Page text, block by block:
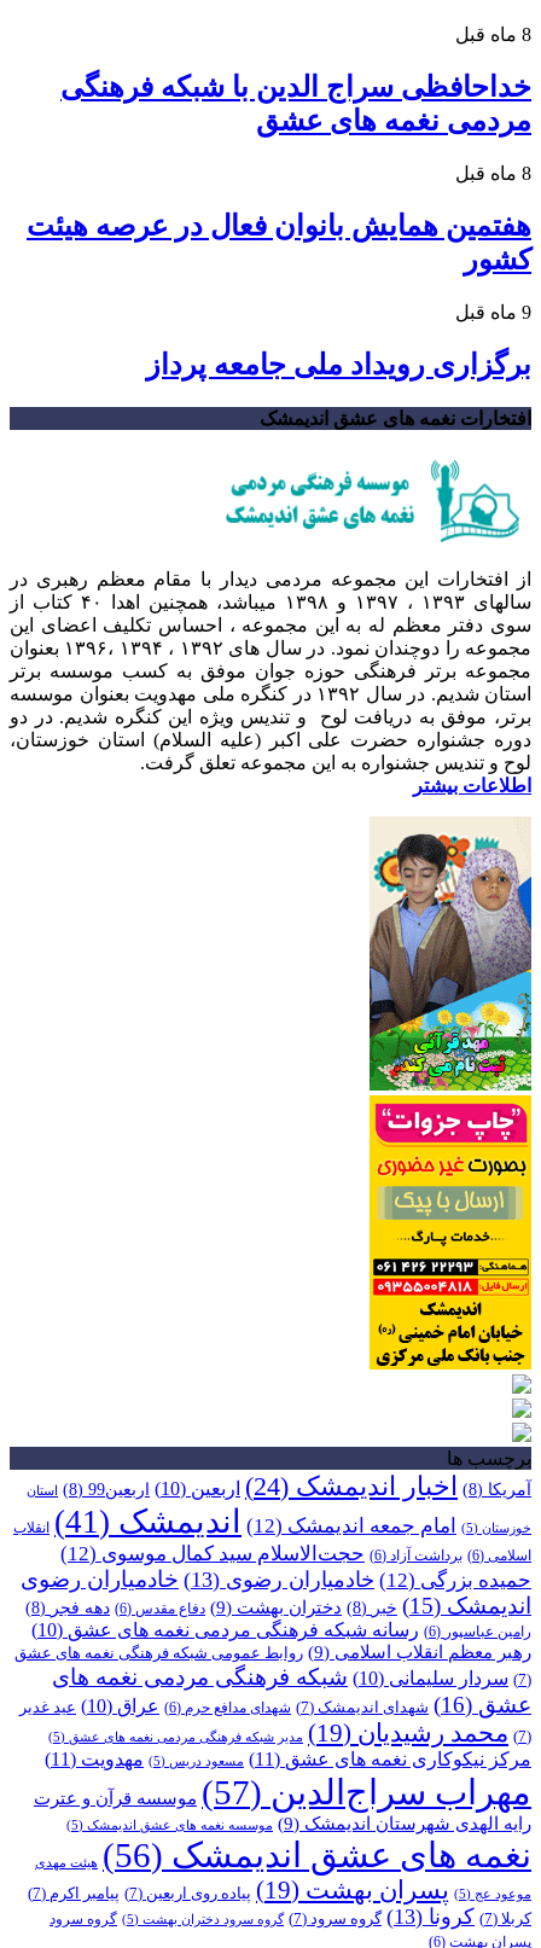
8 ماه قبل
خداحافظی سراج الدین با شبکه فرهنگی
مردمی نغمه های عشق
8 ماه قبل
هفتمین همایش بانوان فعال در عرصه‌ هیئت
کشور
9 ماه قبل
برگزاری رویداد ملی جامعه پرداز
افتخارات نغمه های عشق اندیمشک
از افتخارات این مجموعه مردمی دیدار با مقام معظم رهبری در
سالهای ۱۳۹۳ ، ۱۳۹۷ و ۱۳۹۸ میباشد، همچنین اهدا ۴۰ کتاب از
سوی دفتر معظم له به این مجموعه ، احساس تکلیف اعضای این
مجموعه را دوچندان نمود. در سال های ۱۳۹۲ ، ۱۳۹۴ ،۱۳۹۶ بعنوان
مجموعه برتر فرهنگی حوزه جوان موفق به کسب موسسه برتر
استان شدیم. در سال ۱۳۹۲ در کنگره ملی مهدویت بعنوان موسسه
برتر، موفق به دریافت لوح و تندیس ویژه این کنگره شدیم. در دو
دوره جشنواره حضرت علی اکبر (علیه السلام) استان خوزستان،
لوح و تندیس جشنواره به این مجموعه تعلق گرفت.
اطلاعات بیشتر
برچسب ها
آمریکا (8) اخبار اندیمشک (24) اربعین (10) اربعین99 (8) استان
خوزستان (5) امام جمعه اندیمشک (12) اندیمشک (41)
انقلاب
اسلامی (6) برداشت آزاد (6) حجت‌الاسلام سید کمال موسوی (12)
حمیده بزرگی (12) خادمیاران رضوی (13)
خادمیاران رضوی
اندیمشک (15) خبر (8) دختران بهشت (9) دفاع مقدس (6) دهه فجر (8)
رامین عباسپور (6) رسانه شبکه فرهنگی مردمی نغمه های عشق (10)
رهبر معظم انقلاب اسلامی (9)
روابط عمومی شبکه فرهنگی نغمه های عشق
(7)
سردار سلیمانی (10)
شبکه فرهنگی مردمی نغمه های
عشق (16) شهدای اندیمشک (7) شهدای مدافع حرم (6) عراق (10)
عید غدیر
(7)
محمد رشیدیان (19) مدیر شبکه فرهنگی مردمی نغمه های عشق (5)
مرکز نیکوکاری نغمه های عشق (11) مسعود دریس (5) مهدویت (11)
مهراب سراج‌الدین (57)
موسسه قرآن و عترت
رایه الهدی شهرستان اندیمشک (9) موسسه نغمه های عشق اندیمشک (5)
نغمه های عشق اندیمشک (56) هیئت مهدی
موعود عج (5) پسران بهشت (19) پیاده روی اربعین (7) پیامبر اکرم (7)
کربلا (7) کرونا (13) گروه سرود (7) گروه سرود دختران بهشت (5)
گروه سرود
پسران بهشت (6)